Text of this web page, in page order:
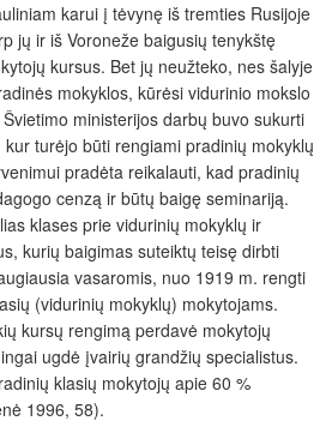
karui į tėvynę iš tremties Rusijoje
jų ir iš Voroneže baigusių tenykštę
kursus. Bet jų neužteko, nes šalyje
mokyklos, kūrėsi vidurinio mokslo
ministerijos darbų buvo sukurti
turėjo būti rengiami pradinių mokyklų
pradėta reikalauti, kad pradinių
cenzą ir būtų baigę seminariją.
klases prie vidurinių mokyklų ir
kurių baigimas suteiktų teisę dirbti
vasaromis, nuo 1919 m. rengti
(vidurinių mokyklų) mokytojams.
kursų rengimą perdavė mokytojų
ugdė įvairių grandžių specialistus.
klasių mokytojų apie 60 %
1996, 58).